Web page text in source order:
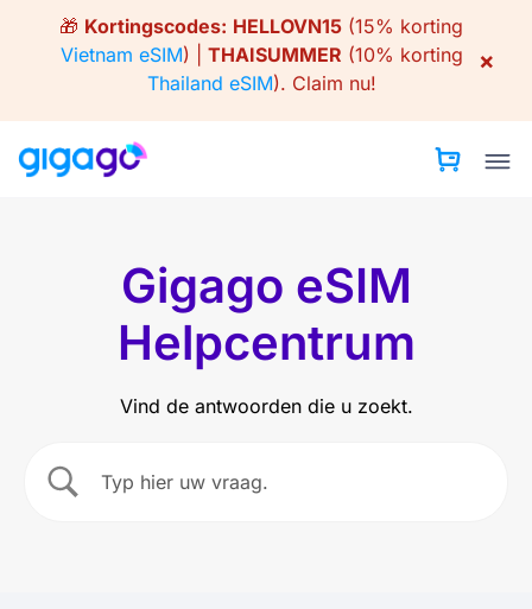
🎁 Kortingscodes: HELLOVN15 (15% korting
Vietnam eSIM) | THAISUMMER (10% korting
Thailand eSIM). Claim nu!
×
Gigago eSIM
Helpcentrum
Vind de antwoorden die u zoekt.